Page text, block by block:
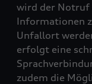
wird der Notruf
Informationen
Unfallort
erfolgt eine
zudem die